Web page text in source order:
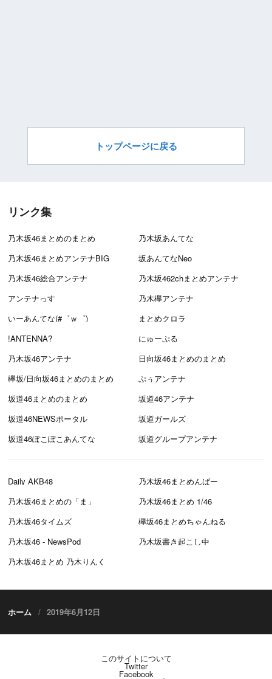
トップページに戻る
リンク集
乃木坂46まとめのまとめ
乃木坂あんてな
乃木坂46まとめアンテナBIG
坂あんてなNeo
乃木坂46総合アンテナ
乃木坂462chまとめアンテナ
アンテナっす
乃木欅アンテナ
いーあんてな(#゜ｗ゜)
まとめクロラ
!ANTENNA?
にゅーぷる
乃木坂46アンテナ
日向坂46まとめのまとめ
欅坂/日向坂46まとめのまとめ
ぷぅアンテナ
坂道46まとめのまとめ
坂道46アンテナ
坂道46NEWSポータル
坂道ガールズ
坂道46ぽこぽこあんてな
坂道グループアンテナ
Daily AKB48
乃木坂46まとめんばー
乃木坂46まとめの「ま」
乃木坂46まとめ 1/46
乃木坂46タイムズ
欅坂46まとめちゃんねる
乃木坂46 - NewsPod
乃木坂書き起こし中
乃木坂46まとめ 乃木りんく
ホーム 2019年6月12日
このサイトについて
Twitter
Facebook